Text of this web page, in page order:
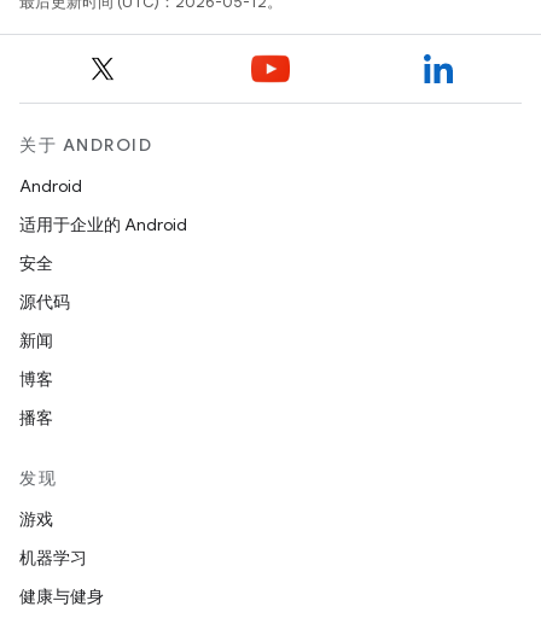
关于 ANDROID
Android
适用于企业的 Android
安全
源代码
新闻
博客
播客
发现
游戏
机器学习
健康与健身